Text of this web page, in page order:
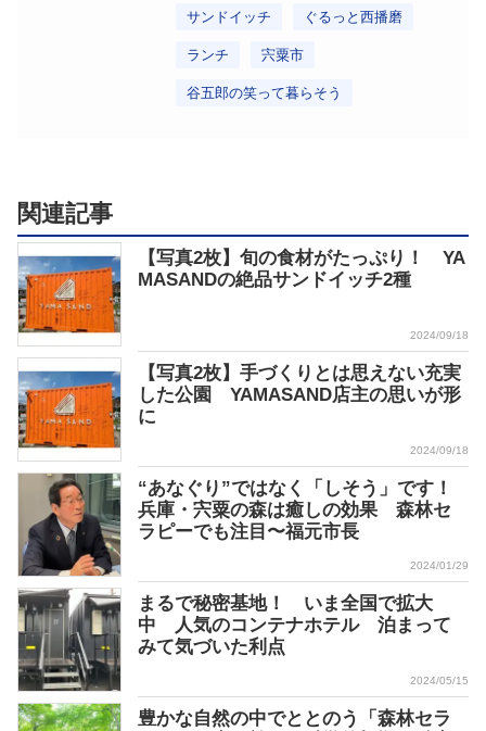
サンドイッチ ぐるっと西播磨
ランチ 宍粟市
谷五郎の笑って暮らそう
関連記事
【写真2枚】旬の食材がたっぷり！ YA
MASANDの絶品サンドイッチ2種
2024/09/18
【写真2枚】手づくりとは思えない充実
した公園 YAMASAND店主の思いが形
に
2024/09/18
“あなぐり”ではなく「しそう」です！
兵庫・宍粟の森は癒しの効果 森林セ
ラピーでも注目〜福元市長
2024/01/29
まるで秘密基地！ いま全国で拡大
中 人気のコンテナホテル 泊まって
みて気づいた利点
2024/05/15
豊かな自然の中でととのう「森林セラ